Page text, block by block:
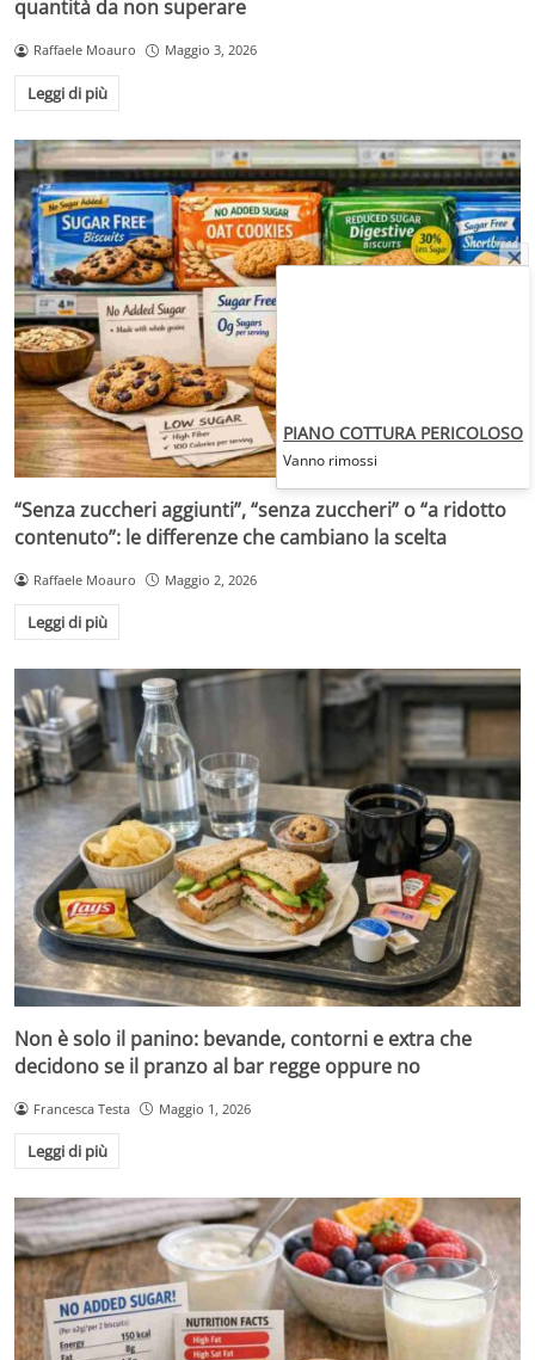
quantità da non superare
Raffaele Moauro Maggio 3, 2026
Leggi di più
“Senza zuccheri aggiunti”, “senza zuccheri” o “a ridotto
contenuto”: le differenze che cambiano la scelta
Raffaele Moauro Maggio 2, 2026
Leggi di più
Non è solo il panino: bevande, contorni e extra che
decidono se il pranzo al bar regge oppure no
Francesca Testa Maggio 1, 2026
Leggi di più
PIANO COTTURA PERICOLOSO
Vanno rimossi